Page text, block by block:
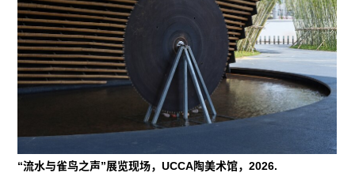
“流水与雀鸟之声”展览现场，UCCA陶美术馆，2026.